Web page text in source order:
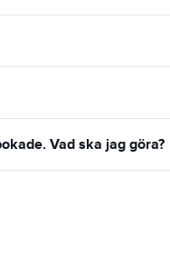
Vad ska jag göra?